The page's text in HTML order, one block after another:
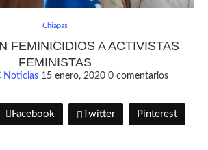
Chiapas
FEMINICIDIOS A ACTIVISTAS
FEMINISTAS
Noticias 15 enero, 2020 0 comentarios
Facebook Twitter Pinterest